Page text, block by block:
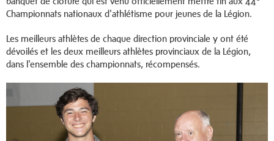
Championnats nationaux d'athlétisme pour jeunes de la Légion.
Les meilleurs athlètes de chaque direction provinciale y ont été
dévoilés et les deux meilleurs athlètes provinciaux de la Légion,
dans l'ensemble des championnats, récompensés.